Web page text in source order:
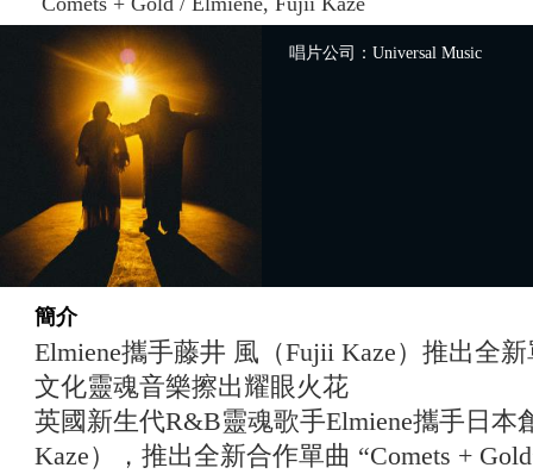
唱片公司：Universal Music
簡介
Elmiene攜手藤井 風（Fujii Kaze）推出全
文化靈魂音樂擦出耀眼火花
英國新生代R&B靈魂歌手Elmiene攜手日本
Kaze），推出全新合作單曲 “Comets +